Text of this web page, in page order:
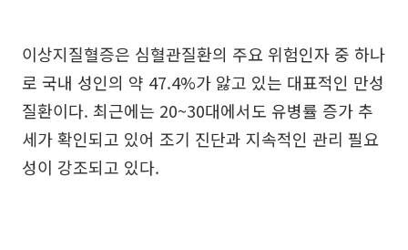
이상지질혈증은 심혈관질환의 주요 위험인자 중 하나
로 국내 성인의 약 47.4%가 앓고 있는 대표적인 만성
질환이다. 최근에는 20~30대에서도 유병률 증가 추
세가 확인되고 있어 조기 진단과 지속적인 관리 필요
성이 강조되고 있다.